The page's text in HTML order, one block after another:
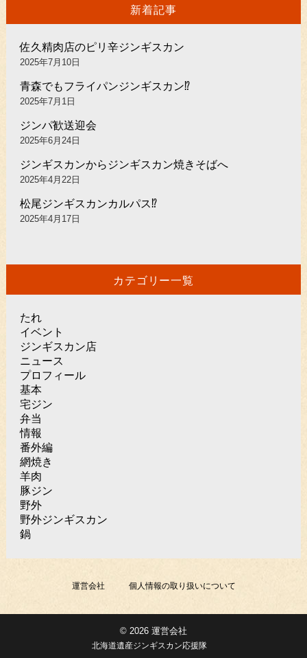
新着記事
佐久精肉店のピリ辛ジンギスカン
2025年7月10日
青森でもフライパンジンギスカン⁉︎
2025年7月1日
ジンパ歓送迎会
2025年6月24日
ジンギスカンからジンギスカン焼きそばへ
2025年4月22日
松尾ジンギスカンカルパス⁉︎
2025年4月17日
カテゴリー一覧
たれ
イベント
ジンギスカン店
ニュース
プロフィール
基本
宅ジン
弁当
情報
番外編
網焼き
羊肉
豚ジン
野外
野外ジンギスカン
鍋
運営会社 個人情報の取り扱いについて
© 2026 運営会社
北海道遺産ジンギスカン応援隊